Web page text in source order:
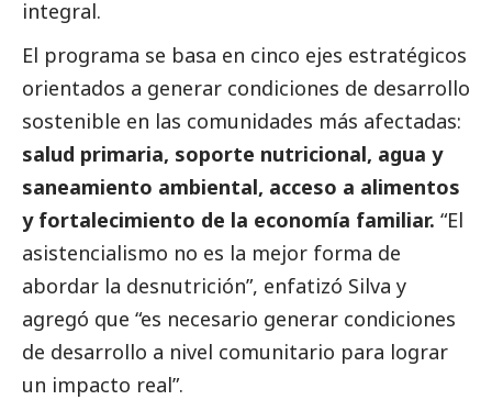
integral.
El programa se basa en cinco ejes estratégicos
orientados a generar condiciones de desarrollo
sostenible en las comunidades más afectadas:
salud primaria, soporte nutricional, agua y
saneamiento ambiental, acceso a alimentos
y fortalecimiento de la economía familiar. “El
asistencialismo no es la mejor forma de
abordar la desnutrición”, enfatizó Silva y
agregó que “es necesario generar condiciones
de desarrollo a nivel comunitario para lograr
un impacto real”.